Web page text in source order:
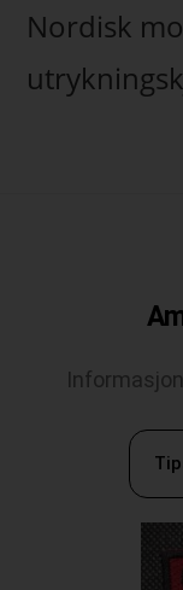
Nordisk